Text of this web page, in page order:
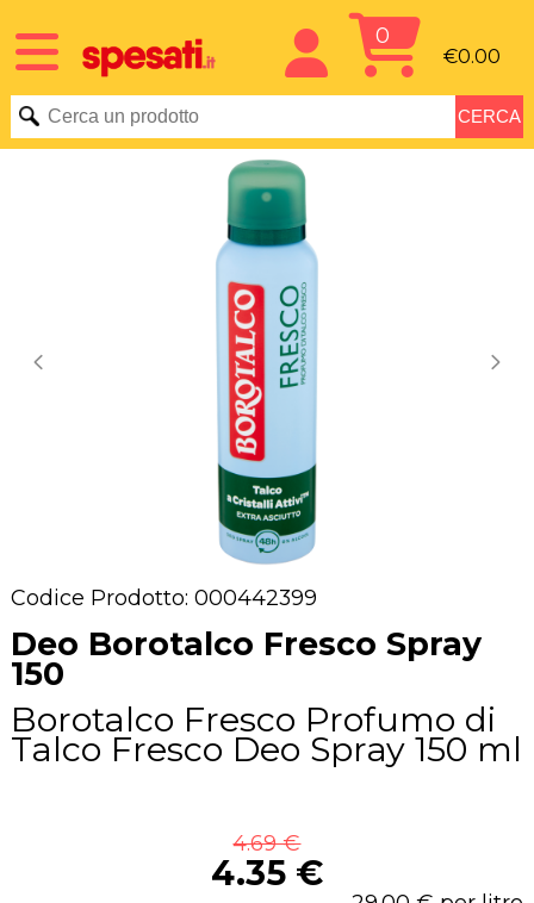
0
€0.00
Codice Prodotto: 000442399
Deo Borotalco Fresco Spray
150
Borotalco Fresco Profumo di
Talco Fresco Deo Spray 150 ml
4.69 €
4.35 €